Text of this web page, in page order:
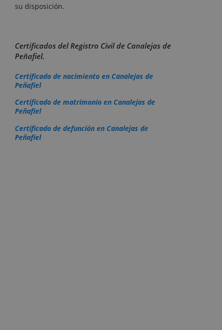
su disposición.
Certificados del Registro Civil de Canalejas de
Peñafiel.
Certificado de nacimiento en Canalejas de
Peñafiel
Certificado de matrimonio en Canalejas de
Peñafiel
Certificado de defunción en Canalejas de
Peñafiel